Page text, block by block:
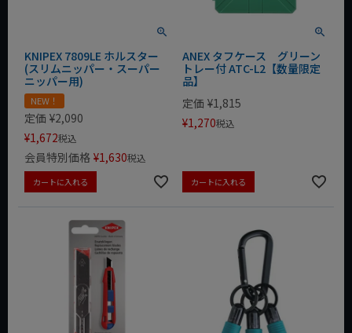
KNIPEX 7809LE ホルスター
(スリムニッパー・スーパー
ニッパー用)
NEW！
定価 ¥2,090
¥1,672税込
会員特別価格 ¥1,630税込
カートに入れる
ANEX タフケース グリーン
トレー付 ATC-L2【数量限定
品】
定価 ¥1,815
¥1,270税込
カートに入れる